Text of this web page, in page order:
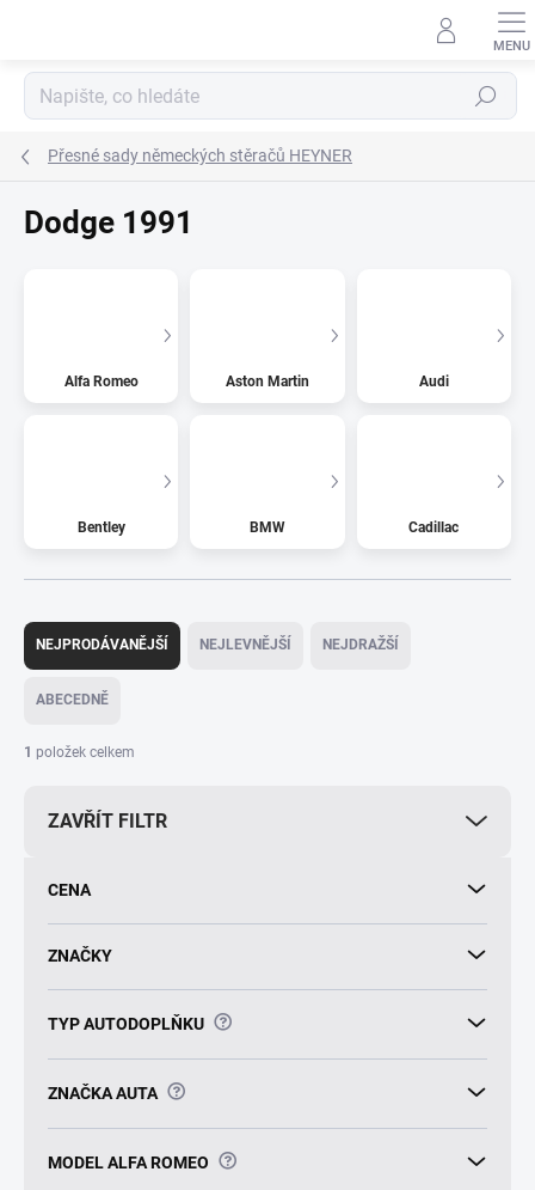
Hledat
Přesné sady německých stěračů HEYNER
Dodge 1991
Alfa Romeo Aston Martin Audi
Bentley BMW Cadillac
Ř
z
í
NEJPRODÁVANĚJŠÍ NEJLEVNĚJŠÍ NEJDRAŽŠÍ
ABECEDNĚ
1 položek celkem
ZAVŘÍT FILTR
CENA
ZNAČKY
TYP AUTODOPLŇKU ?
ZNAČKA AUTA ?
MODEL ALFA ROMEO ?